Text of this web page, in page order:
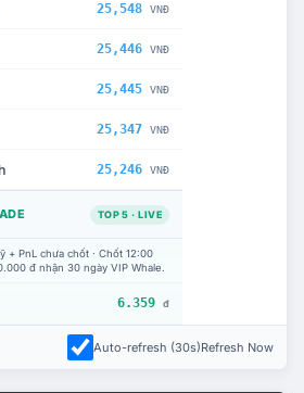
25,548 VNĐ
25,446 VNĐ
25,445 VNĐ
25,347 VNĐ
25,246 VNĐ
TOP 5 · LIVE
+ PnL chưa chốt · Chốt 12:00
đ nhận 30 ngày VIP Whale.
6.359 đ
Auto-refresh (30s)Refresh Now